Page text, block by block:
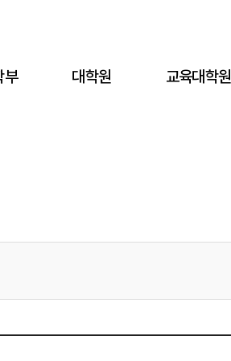
부 대학원 교육대학원